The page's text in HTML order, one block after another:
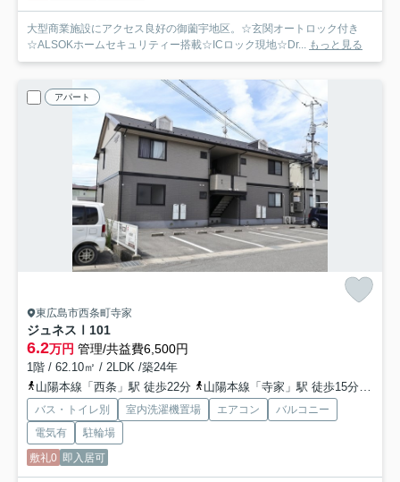
大型商業施設にアクセス良好の御薗宇地区。☆玄関オートロック付き
☆ALSOKホームセキュリティー搭載☆ICロック現地☆Dr...
もっと見る
アパート
東広島市西条町寺家
ジュネスⅠ 101
6.2万円 管理/共益費6,500円
1階 / 62.10㎡ / 2LDK /築24年
山陽本線「西条」駅 徒歩22分
山陽本線「寺家」駅 徒歩15分
バス・トイレ別 室内洗濯機置場 エアコン
バルコニー
電気有
駐輪場
敷礼0 即入居可